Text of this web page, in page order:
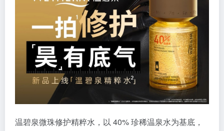
温碧泉微珠修护精粹水，以 40% 珍稀温泉水为基底，